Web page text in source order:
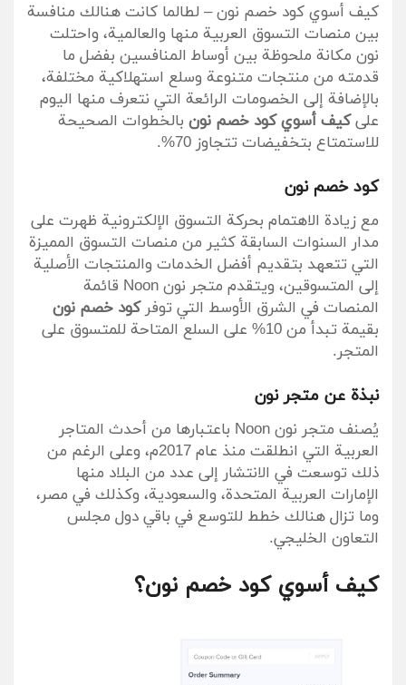
كيف أسوي كود خصم نون – لطالما كانت هنالك منافسة
بين منصات التسوق العربية منها والعالمية، واحتلت
نون مكانة ملحوظة بين أوساط المنافسين بفضل ما
قدمته من منتجات متنوعة وسلع استهلاكية مختلفة،
بالإضافة إلى الخصومات الرائعة التي نتعرف منها اليوم
علىكيف أسوي كود خصم نون بالخطوات الصحيحة
للاستمتاع بتخفيضات تتجاوز 70%.
كود خصم نون
مع زيادة الاهتمام بحركة التسوق الإلكترونية ظهرت على
مدار السنوات السابقة كثير من منصات التسوق المميزة
التي تتعهد بتقديم أفضل الخدمات والمنتجات الأصلية
إلى المتسوقين، ويتقدم متجر نون Noon قائمة
المنصات في الشرق الأوسط التي توفر كود خصم نون
بقيمة تبدأ من 10% على السلع المتاحة للمتسوق على
المتجر.
نبذة عن متجر نون
يُصنف متجر نون Noon باعتبارها من أحدث المتاجر
العربية التي انطلقت منذ عام 2017م، وعلى الرغم من
ذلك توسعت في الانتشار إلى عدد من البلاد منها
الإمارات العربية المتحدة، والسعودية، وكذلك في مصر،
وما تزال هنالك خطط للتوسع في باقي دول مجلس
التعاون الخليجي.
كيف أسوي كود خصم نون؟